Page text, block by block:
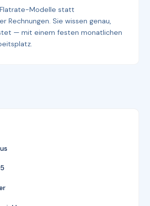
Modelle statt
Rechnungen. Sie wissen genau,
— mit einem festen monatlichen